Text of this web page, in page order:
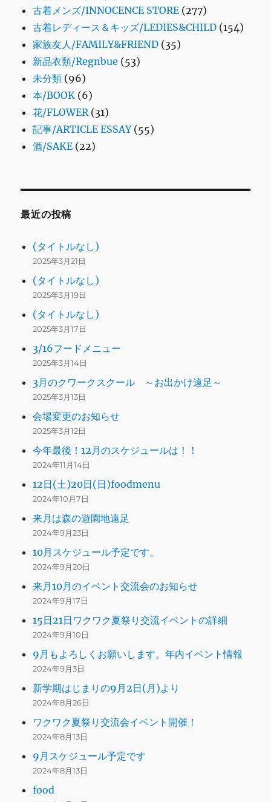
古着メンズ/INNOCENCE STORE (277)
古着レディース＆キッズ/LEDIES&CHILD (154)
家族友人/FAMILY&FRIEND (35)
新品衣類/Regnbue (53)
未分類 (96)
本/BOOK (6)
花/FLOWER(31)
記事/ARTICLE ESSAY(55)
酒/SAKE (22)
最近の投稿
(タイトルなし)
2025年3月21日
(タイトルなし)
2025年3月19日
(タイトルなし)
2025年3月17日
3/16フードメニュー
2025年3月14日
3月のクワークスクール ～お出かけ遠足～
2025年3月13日
会場変更のお知らせ
2025年3月12日
今年最後！12月のスケジュールは！！
2024年11月14日
12日(土)20日(日)foodmenu
2024年10月7日
来月は森の遊園地遠足
2024年9月23日
10月スケジュール予定です。
2024年9月20日
来月10月のイベント交流会のお知らせ
2024年9月17日
15日21日ワクワク夏祭り交流イベントの詳細
2024年9月10日
9月もよろしくお願いします。年内イベント情報
2024年9月3日
新学期はじまりの9月2日(月)より
2024年8月26日
ワクワク夏祭り交流会イベント開催！
2024年8月13日
9月スケジュール予定です
2024年8月13日
food